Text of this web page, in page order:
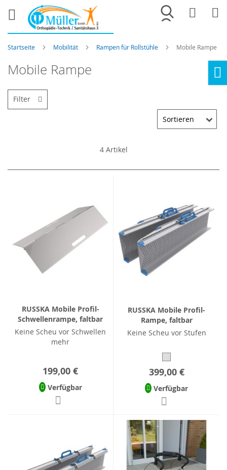
Merkliste
Startseite Mobilität Rampen für Rollstühle Mobile Rampe
Mobile Rampe
4Artikel
RUSSKA Mobile Profil-
Schwellenrampe, faltbar
Keine Scheu vor Schwellen
mehr
199,00 €
Verfügbar
RUSSKA Mobile Profil-
Rampe, faltbar
Keine Scheu vor Stufen
399,00 €
Verfügbar
Filter